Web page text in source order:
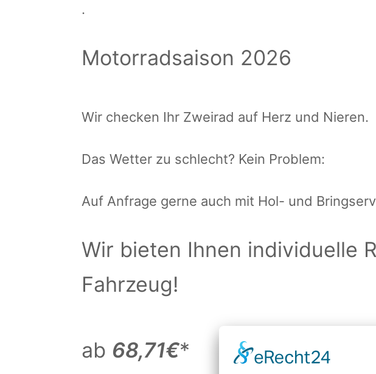
.
Motorradsaison 2026
Wir checken Ihr Zweirad auf Herz und Nieren.
Das Wetter zu schlecht? Kein Problem:
Auf Anfrage gerne auch mit Hol- und
Wir bieten Ihnen individuelle
Fahrzeug!
ab 68,71€*